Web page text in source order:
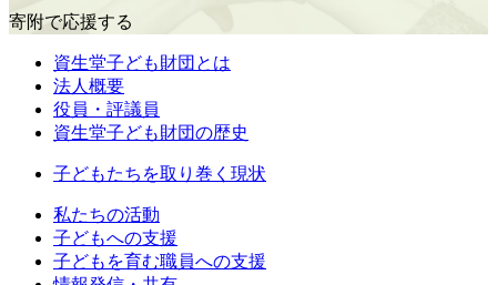
寄附で応援する
資生堂子ども財団とは
法人概要
役員・評議員
資生堂子ども財団の歴史
子どもたちを取り巻く現状
私たちの活動
⼦どもへの⽀援
子どもを育む職員への支援